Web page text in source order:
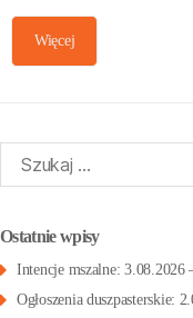
Więcej
Ostatnie wpisy
Intencje mszalne: 3.08.2026
Ogłoszenia duszpasterskie: